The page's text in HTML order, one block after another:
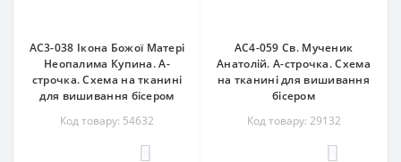
АС3-038 Ікона Божої Матері
Неопалима Купина. А-
строчка. Схема на тканині
для вишивання бісером
Код товару: 54632
АС4-059 Св. Мученик
Анатолій. А-строчка. Схема
на тканині для вишивання
бісером
Код товару: 29132